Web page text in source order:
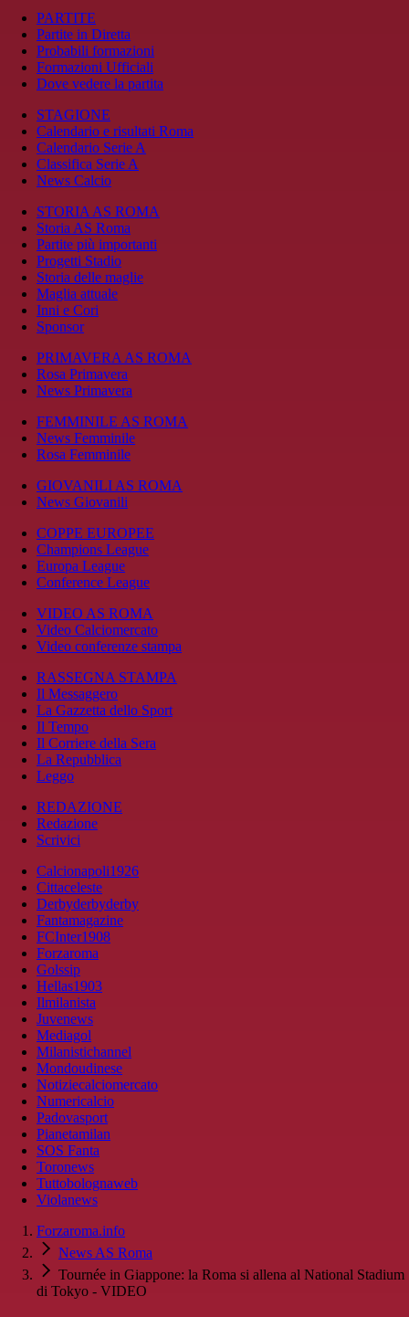
PARTITE
Partite in Diretta
Probabili formazioni
Formazioni Ufficiali
Dove vedere la partita
STAGIONE
Calendario e risultati Roma
Calendario Serie A
Classifica Serie A
News Calcio
STORIA AS ROMA
Storia AS Roma
Partite più importanti
Progetti Stadio
Storia delle maglie
Maglia attuale
Inni e Cori
Sponsor
PRIMAVERA AS ROMA
Rosa Primavera
News Primavera
FEMMINILE AS ROMA
News Femminile
Rosa Femminile
GIOVANILI AS ROMA
News Giovanili
COPPE EUROPEE
Champions League
Europa League
Conference League
VIDEO AS ROMA
Video Calciomercato
Video conferenze stampa
RASSEGNA STAMPA
Il Messaggero
La Gazzetta dello Sport
Il Tempo
Il Corriere della Sera
La Repubblica
Leggo
REDAZIONE
Redazione
Scrivici
Calcionapoli1926
Cittaceleste
Derbyderbyderby
Fantamagazine
FCInter1908
Forzaroma
Golssip
Hellas1903
Ilmilanista
Juvenews
Mediagol
Milanistichannel
Mondoudinese
Notiziecalciomercato
Numericalcio
Padovasport
Pianetamilan
SOS Fanta
Toronews
Tuttobolognaweb
Violanews
Forzaroma.info
News AS Roma
Tournée in Giappone: la Roma si allena al National Stadium
di Tokyo - VIDEO